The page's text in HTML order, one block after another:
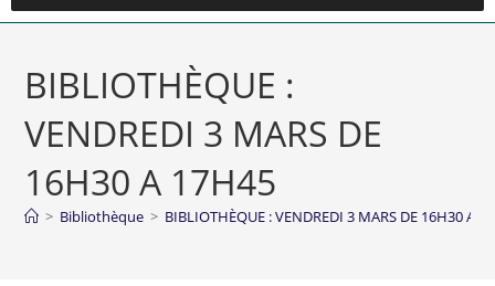
BIBLIOTHÈQUE :
VENDREDI 3 MARS DE
16H30 A 17H45
> Bibliothèque > BIBLIOTHÈQUE : VENDREDI 3 MARS DE 16H30 A